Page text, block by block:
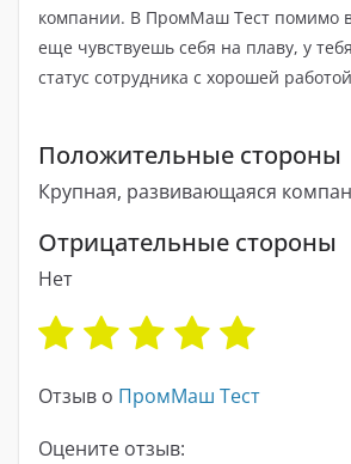
компании. В ПромМаш Тест помимо
еще чувствуешь себя на плаву, у
статус сотрудника с хорошей
Положительные стороны
Крупная, развивающаяся
Отрицательные стороны
Нет
Отзыв о ПромМаш Тест
Оцените отзыв: